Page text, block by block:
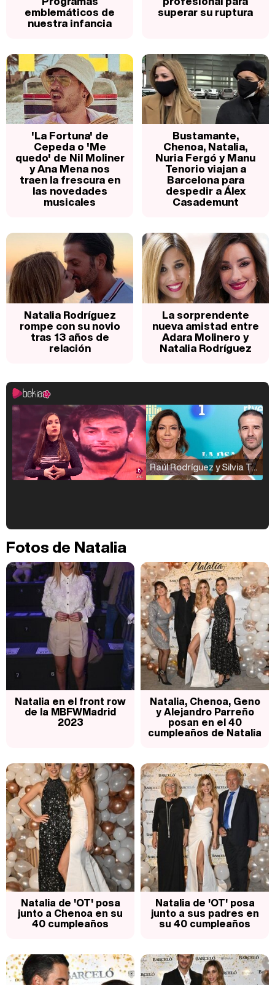
emblemáticos de
nuestra infancia
superar su ruptura
'La Fortuna' de
Cepeda o 'Me
quedo' de Nil Moliner
y Ana Mena nos
traen la frescura en
las novedades
musicales
Bustamante,
Chenoa, Natalia,
Nuria Fergó y Manu
Tenorio viajan a
Barcelona para
despedir a Álex
Casademunt
Natalia Rodríguez
rompe con su novio
tras 13 años de
relación
La sorprendente
nueva amistad entre
Adara Molinero y
Natalia Rodríguez
Raúl Rodríguez y Silvia Taulés nos cuentan su papel en 'La familia de la tele'
Carlota Corredera y Javier de Hoyos: "La tele tiene que representar al público también y aquí están todos los perfiles posibles&quo;
Así se tomó Felipe VI que la Infanta Sofía no quisiera recibir formación militar
Magdalena de Suecia responde a las críticas y explica por qué le han permitido lanzar su propio negocio
Fotos de Natalia
Natalia en el front row
de la MBFWMadrid
2023
Natalia, Chenoa, Geno
y Alejandro Parreño
posan en el 40
cumpleaños de Natalia
Natalia de 'OT' posa
junto a Chenoa en su
40 cumpleaños
Natalia de 'OT' posa
junto a sus padres en
su 40 cumpleaños